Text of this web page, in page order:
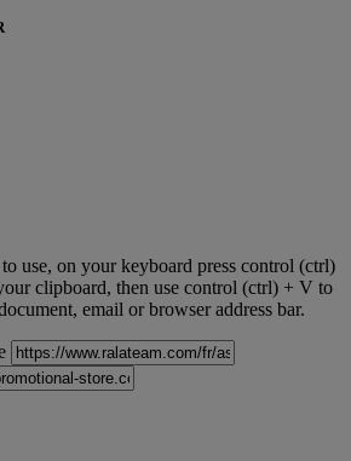
use, on your keyboard press control (ctrl)
clipboard, then use control (ctrl) + V to
email or browser address bar.